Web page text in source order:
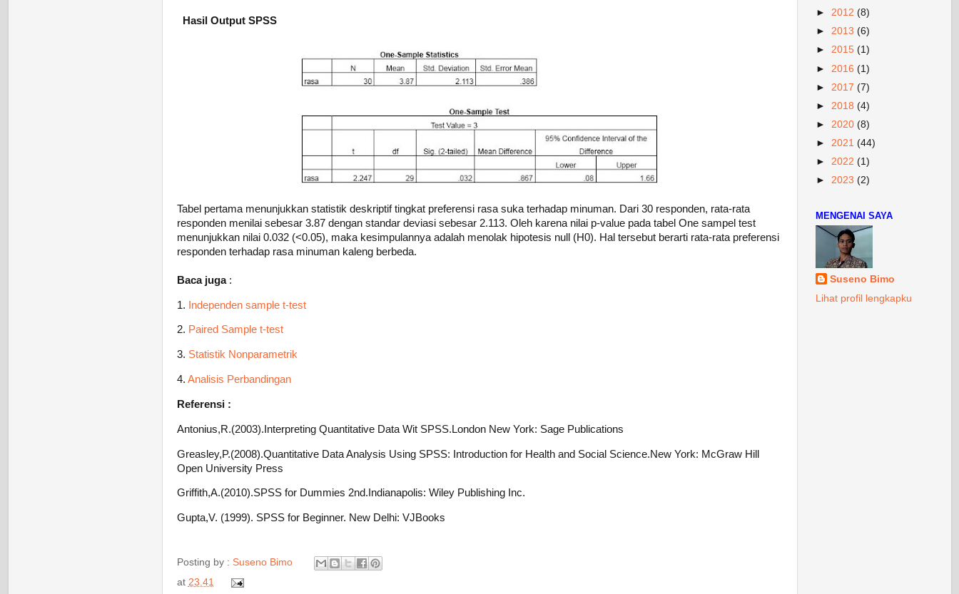
Hasil Output SPSS
Tabel pertama menunjukkan statistik deskriptif tingkat preferensi rasa suka terhadap minuman. Dari 30 responden, rata-rata
responden menilai sebesar 3.87 dengan standar deviasi sebesar 2.113. Oleh karena nilai p-value pada tabel One sampel test
menunjukkan nilai 0.032 (<0.05), maka kesimpulannya adalah menolak hipotesis null (H0). Hal tersebut berarti rata-rata preferensi
responden terhadap rasa minuman kaleng berbeda.
Baca juga:
1. Independen sample t-test
2. Paired Sample t-test
3. Statistik Nonparametrik
4. Analisis Perbandingan
Referensi :
Antonius,R.(2003).Interpreting Quantitative Data Wit SPSS.London New York: Sage Publications
Greasley,P.(2008).Quantitative Data Analysis Using SPSS: Introduction for Health and Social Science.New York: McGraw Hill
Open University Press
Griffith,A.(2010).SPSS for Dummies 2nd.Indianapolis: Wiley Publishing Inc.
Gupta,V. (1999). SPSS for Beginner. New Delhi: VJBooks
Posting by : Suseno Bimo
at 23.41
► 2012 (8)
► 2013 (6)
► 2015 (1)
► 2016 (1)
► 2017 (7)
► 2018 (4)
► 2020 (8)
► 2021 (44)
► 2022 (1)
► 2023 (2)
MENGENAI SAYA
Suseno Bimo
Lihat profil lengkapku